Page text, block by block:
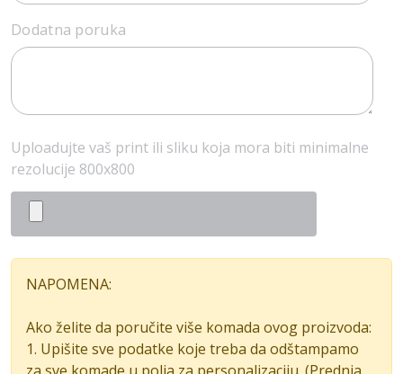
Dodatna poruka
Uploadujte vaš print ili sliku koja mora biti minimalne
rezolucije 800x800
NAPOMENA:
Ako želite da poručite više komada ovog proizvoda:
1. Upišite sve podatke koje treba da odštampamo